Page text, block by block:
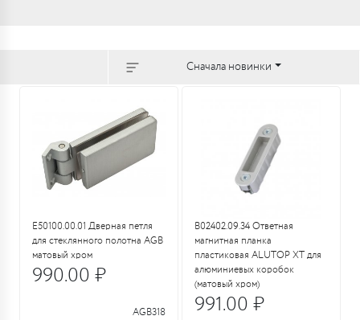
Сначала новинки
E50100.00.01 Дверная петля
для стеклянного полотна AGB
матовый хром
990.00 ₽
AGB318
B02402.09.34 Ответная
магнитная планка
пластиковая ALUTOP XT для
алюминиевых коробок
(матовый хром)
991.00 ₽